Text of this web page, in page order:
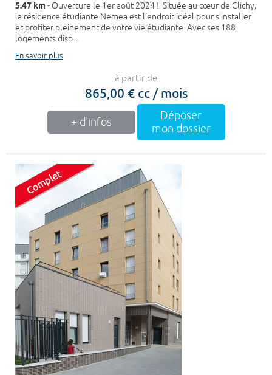
5.47 km- Ouverture le 1er août 2024 ! Située au cœur de Clichy,
la résidence étudiante Nemea est l’endroit idéal pour s’installer
et profiter pleinement de votre vie étudiante. Avec ses 188
logements disp...
En savoir plus
à partir de
865,00 € cc / mois
+ d'infos
Déposer
mon dossier